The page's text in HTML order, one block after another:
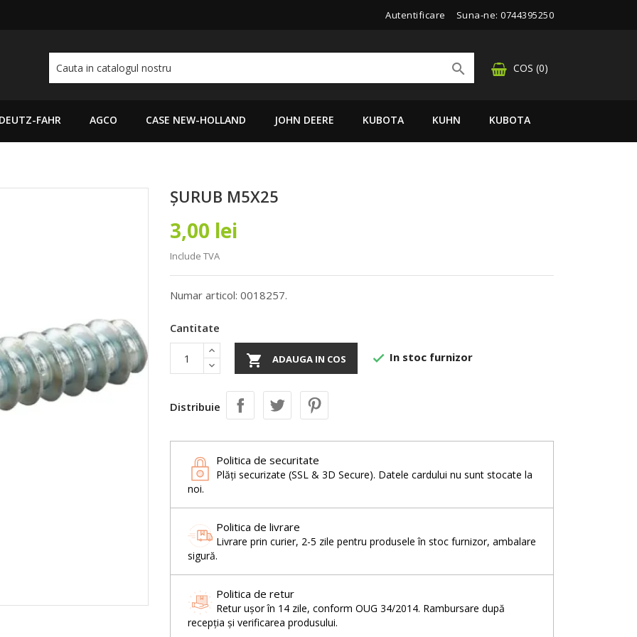
Autentificare Suna-ne: 0744395250
COS (0)

FAHR AGCO CASE NEW-HOLLAND JOHN DEERE KUBOTA KUHN KUBOTA
ȘURUB M5X25
3,00 lei
Include TVA
Numar articol: 0018257.
Cantitate
 ADAUGA IN COS  In stoc furnizor
Distribuie
Politica de securitate
Plăți securizate (SSL & 3D Secure). Datele cardului nu sunt stocate la
noi.
Politica de livrare
Livrare prin curier, 2-5 zile pentru produsele în stoc furnizor, ambalare
sigură.
Politica de retur
Retur ușor în 14 zile, conform OUG 34/2014. Rambursare după
recepția și verificarea produsului.